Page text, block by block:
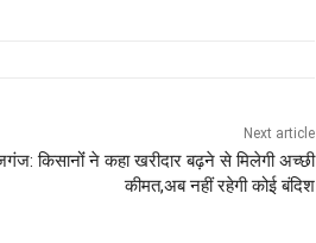
Next article
किसानोंं ने कहा खरीदार बढ़ने से मिलेगी अच्छी
कीमत,अब नहीं रहेगी कोई बंदिश